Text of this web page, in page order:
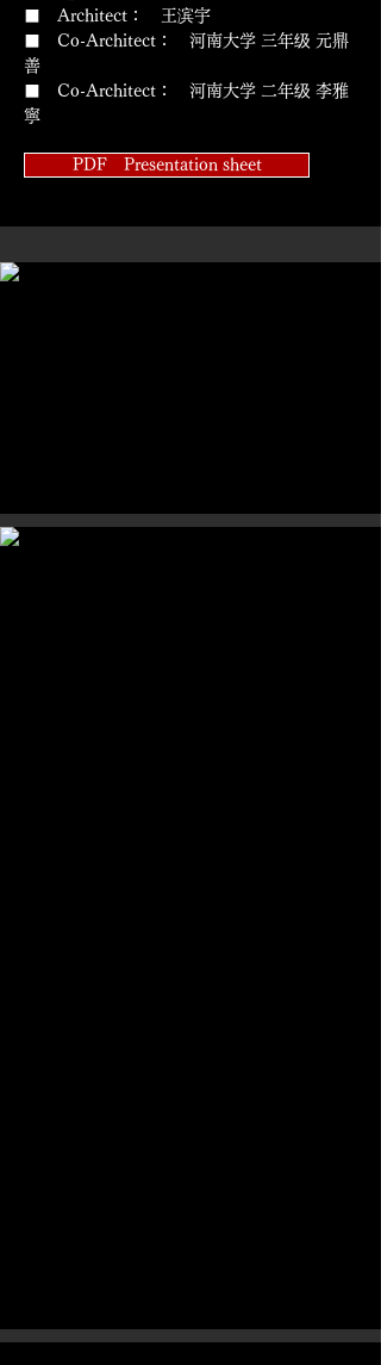
■ Architect： 王滨宇
■ Co-Architect： 河南大学 三年级 元鼎
善
■ Co-Architect： 河南大学 二年级 李雅
寧
PDF Presentation sheet